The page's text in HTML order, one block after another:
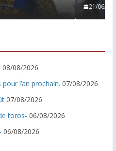
08/08/2026
l’an prochain. 07/08/2026
07/08/2026
toros- 06/08/2026
06/08/2026